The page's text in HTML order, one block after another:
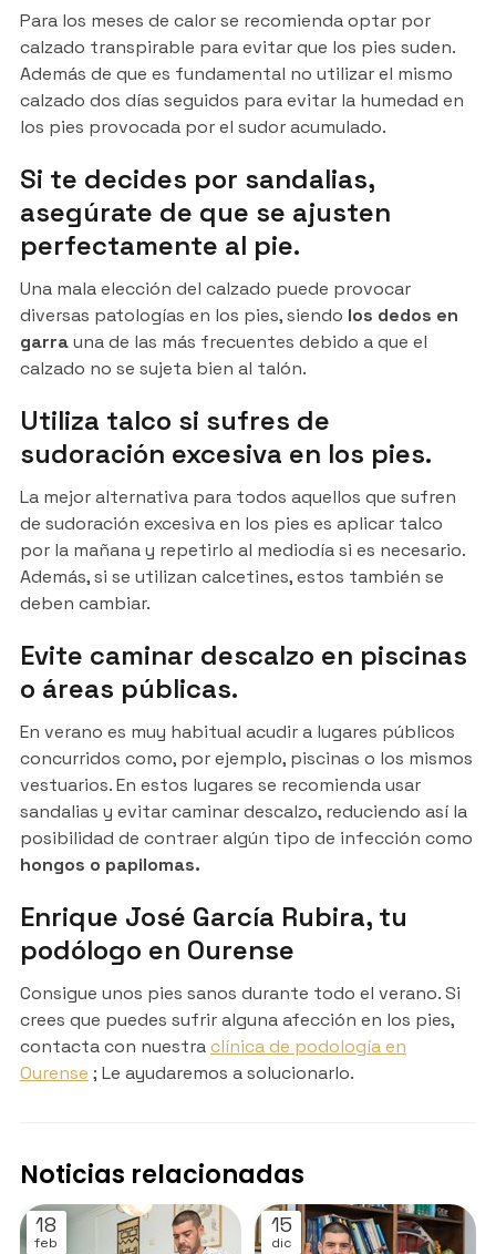
Para los meses de calor se recomienda optar por
calzado transpirable para evitar que los pies suden.
Además de que es fundamental no utilizar el mismo
calzado dos días seguidos para evitar la humedad en
los pies provocada por el sudor acumulado.
Si te decides por sandalias,
asegúrate de que se ajusten
perfectamente al pie.
Una mala elección del calzado puede provocar
diversas patologías en los pies, siendo los dedos en
garrauna de las más frecuentes debido a que el
calzado no se sujeta bien al talón.
Utiliza talco si sufres de
sudoración excesiva en los pies.
La mejor alternativa para todos aquellos que sufren
de sudoración excesiva en los pies es aplicar talco
por la mañana y repetirlo al mediodía si es necesario.
Además, si se utilizan calcetines, estos también se
deben cambiar.
Evite caminar descalzo en piscinas
o áreas públicas.
En verano es muy habitual acudir a lugares públicos
concurridos como, por ejemplo, piscinas o los mismos
vestuarios. En estos lugares se recomienda usar
sandalias y evitar caminar descalzo, reduciendo así la
posibilidad de contraer algún tipo de infección como
hongos o papilomas.
Enrique José García Rubira, tu
podólogo en Ourense
Consigue unos pies sanos durante todo el verano. Si
crees que puedes sufrir alguna afección en los pies,
contacta con nuestraclínica de podología en
Ourense ; Le ayudaremos a solucionarlo.
Noticias relacionadas
18
feb
15
dic